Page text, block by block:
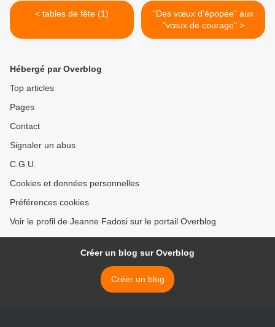
< tables de fête (1)
"Des vœux d'épopée" aux
"vœux de courage" >
Hébergé par Overblog
Top articles
Pages
Contact
Signaler un abus
C.G.U.
Cookies et données personnelles
Préférences cookies
Voir le profil de Jeanne Fadosi sur le portail Overblog
Créer un blog sur Overblog
Créer un blog